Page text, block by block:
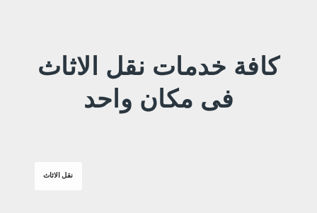
كافة خدمات نقل الاثاث
فى مكان واحد
نقل الاثاث